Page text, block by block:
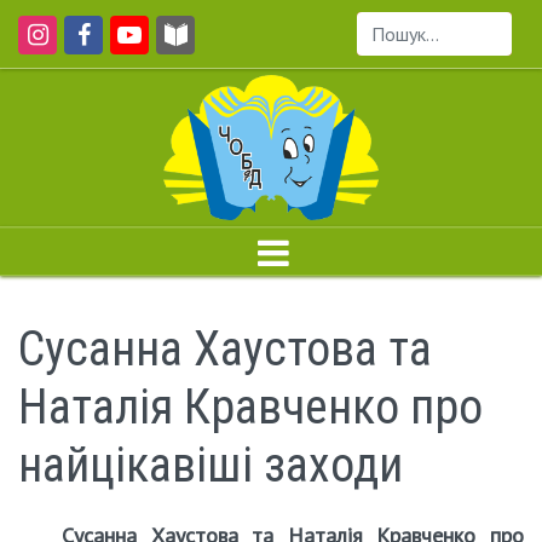
Пошук...
Сусанна Хаустова та
Наталія Кравченко про
найцікавіші заходи
Сусанна Хаустова та Наталія Кравченко про